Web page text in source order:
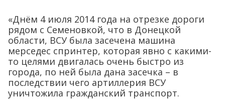
«Днём 4 июля 2014 года на отрезке дороги
рядом с Семеновкой, что в Донецкой
области, ВСУ была засечена машина
мерседес спринтер, которая явно с какими-
то целями двигалась очень быстро из
города, по ней была дана засечка – в
последствии чего артиллерия ВСУ
уничтожила гражданский транспорт.